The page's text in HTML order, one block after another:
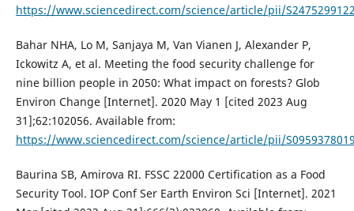
https://www.sciencedirect.com/science/article/pii/
Bahar NHA, Lo M, Sanjaya M, Van Vianen J, Alexander P,
Ickowitz A, et al. Meeting the food security challenge for
nine billion people in 2050: What impact on forests? Glob
Environ Change [Internet]. 2020 May 1 [cited 2023 Aug
31];62:102056. Available from:
https://www.sciencedirect.com/science/article/pii/
Baurina SB, Amirova RI. FSSC 22000 Certification as a Food
Security Tool. IOP Conf Ser Earth Environ Sci [Internet]. 2021